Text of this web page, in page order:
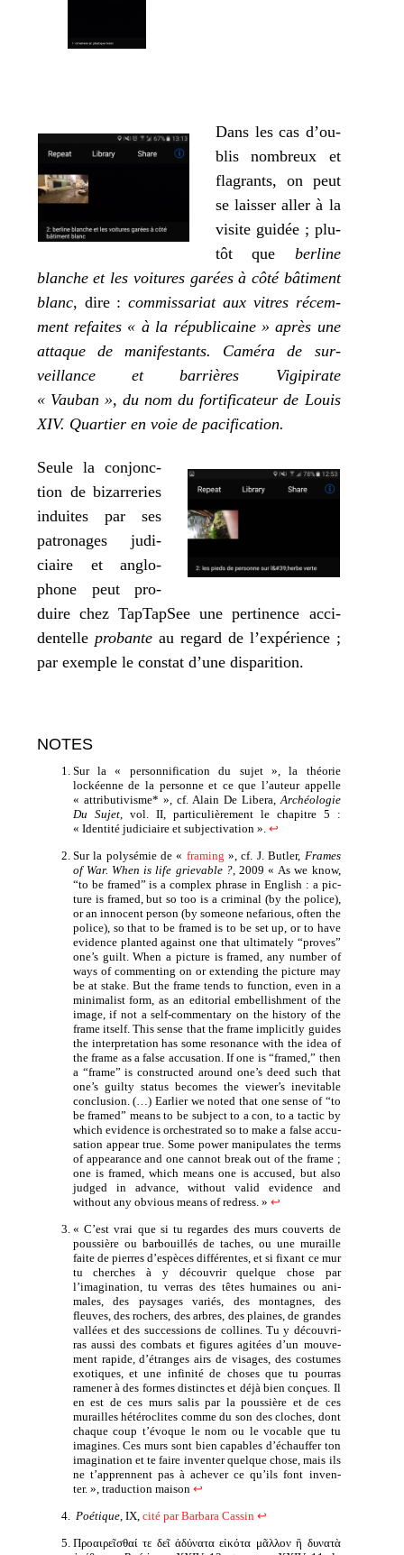
Dans les cas d’ou­
blis nom­breux et
fla­grants, on peut
se lais­ser aller à la
visite gui­dée ; plu­
tôt que ber­line
blanche et les voi­tures garées à côté bâti­ment
blanc, dire :com­mis­sa­riat aux vitres récem­
ment refaites « à la répu­bli­caine » après une
attaque de mani­fes­tants. Caméra de sur­
veillance et bar­rières Vigipirate
« Vauban », du nom du for­ti­fi­ca­teur de Louis
XIV. Quartier en voie de pacification.
Seule la conjonc­
tion de bizar­re­ries
induites par ses
patro­nages judi­
ciaire et anglo­
phone peut pro­
duire chez TapTapSee une per­ti­nence acci­
den­telle pro­banteau regard de l’ex­pé­rience ;
par exemple le constat d’une disparition.
Sur la « per­son­ni­fi­ca­tion du sujet », la théo­rie
lockéenne de la per­sonne et ce que l’au­teur appelle
« attri­bu­ti­visme* », cf. Alain De Libera,Archéologie
Du Sujet, vol. II, par­ti­cu­liè­re­ment le cha­pitre 5 :
« Identité judi­ciaire et sub­jec­ti­va­tion ». ↩
Sur la poly­sé­mie de « fra­ming », cf. J. Butler, Frames
of War. When is life grie­vable ?, 2009 « As we know,
“to be fra­med” is a com­plex phrase in English : a pic­
ture is fra­med, but so too is a cri­mi­nal (by the police),
or an inno­cent per­son (by someone nefa­rious, often the
police), so that to be fra­med is to be set up, or to have
evi­dence plan­ted against one that ulti­ma­te­ly “proves”
one’s guilt. When a pic­ture is fra­med, any num­ber of
ways of com­men­ting on or exten­ding the pic­ture may
be at stake. But the frame tends to func­tion, even in a
mini­ma­list form, as an edi­to­rial embel­lish­ment of the
image, if not a self-com­men­ta­ry on the his­to­ry of the
frame itself. This sense that the frame impli­cit­ly guides
the inter­pre­ta­tion has some reso­nance with the idea of
the frame as a false accu­sa­tion. If one is “fra­med,” then
a “frame” is construc­ted around one’s deed such that
one’s guil­ty sta­tus becomes the viewer’s inevi­table
conclu­sion. (…) Earlier we noted that one sense of “to
be fra­med” means to be sub­ject to a con, to a tac­tic by
which evi­dence is orches­tra­ted so to make a false accu­
sa­tion appear true. Some power mani­pu­lates the terms
of appea­rance and one can­not break out of the frame ;
one is fra­med, which means one is accu­sed, but also
jud­ged in advance, without valid evi­dence and
without any obvious means of redress. » ↩
« C’est vrai que si tu regardes des murs cou­verts de
pous­sière ou bar­bouillés de taches, ou une muraille
faite de pierres d’espèces dif­fé­rentes, et si fixant ce mur
tu cherches à y décou­vrir quelque chose par
l’imagination, tu ver­ras des têtes humaines ou ani­
males, des pay­sages variés, des mon­tagnes, des
fleuves, des rochers, des arbres, des plaines, de grandes
val­lées et des suc­ces­sions de col­lines. Tu y décou­vri­
ras aus­si des com­bats et figures agi­tées d’un mou­ve­
ment rapide, d’étranges airs de visages, des cos­tumes
exo­tiques, et une infi­ni­té de choses que tu pour­ras
rame­ner à des formes dis­tinctes et déjà bien conçues. Il
en est de ces murs salis par la pous­sière et de ces
murailles hété­ro­clites comme du son des cloches, dont
chaque coup t’évoque le nom ou le vocable que tu
ima­gines. Ces murs sont bien capables d’échauffer ton
ima­gi­na­tion et te faire inven­ter quelque chose, mais ils
ne t’apprennent pas à ache­ver ce qu’ils font inven­
ter. », tra­duc­tion mai­son ↩
Poétique,IX, cité par Barbara Cassin ↩
Προαιρεῖσθαί τε δεῖ ἀδύνατα εἰκότα μᾶλλον ἢ δυνατὰ